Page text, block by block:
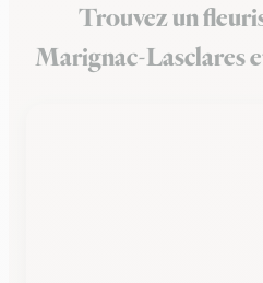
Trouvez un
Marignac-Lasclares